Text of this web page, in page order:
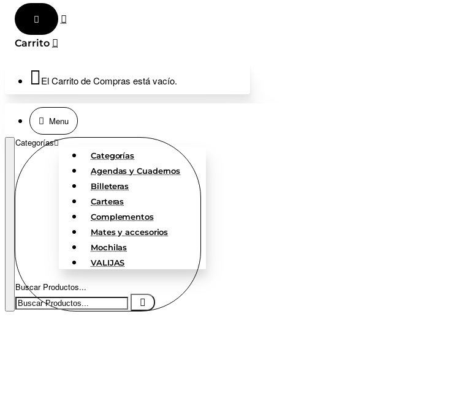
El Carrito de Compras está vacío.
Menu
Categorías
Categorías
Agendas y Cuadernos
Billeteras
Carteras
Complementos
Mates y accesorios
Mochilas
VALIJAS
Buscar Productos...